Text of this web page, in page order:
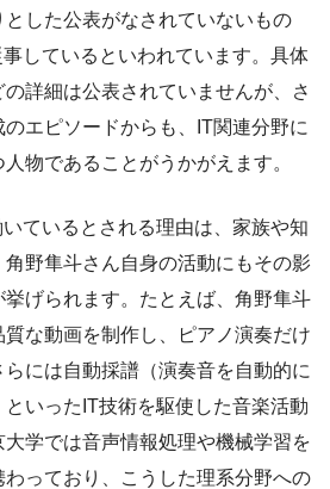
した公表がなされていないもの
しているといわれています。具体
詳細は公表されていませんが、さ
エピソードからも、IT関連分野に
物であることがうかがえます。
ているとされる理由は、家族や知
角野隼斗さん自身の活動にもその影
げられます。たとえば、角野隼斗
質な動画を制作し、ピアノ演奏だけ
には自動採譜（演奏音を自動的に
いったIT技術を駆使した音楽活動
学では音声情報処理や機械学習を
っており、こうした理系分野への